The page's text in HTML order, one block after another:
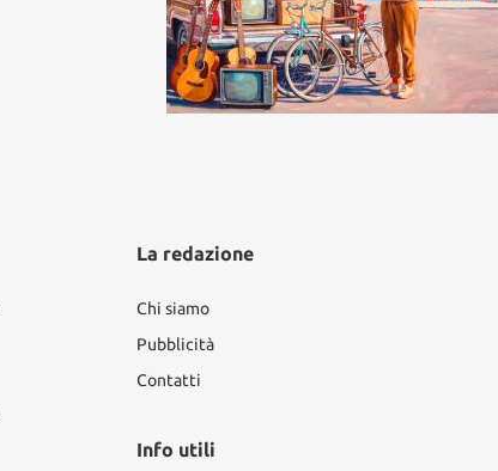
La redazione
Chi siamo
Pubblicità
Contatti
Info utili